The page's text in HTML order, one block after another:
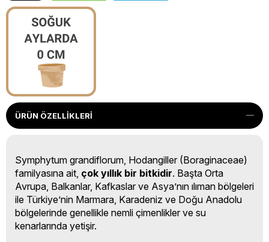
ÜRÜN ÖZELLIKLERI
Symphytum grandiflorum, Hodangiller (Boraginaceae)
familyasına ait, çok yıllık bir bitkidir. Başta Orta
Avrupa, Balkanlar, Kafkaslar ve Asya’nın ılıman bölgeleri
ile Türkiye’nin Marmara, Karadeniz ve Doğu Anadolu
bölgelerinde genellikle nemli çimenlikler ve su
kenarlarında yetişir.